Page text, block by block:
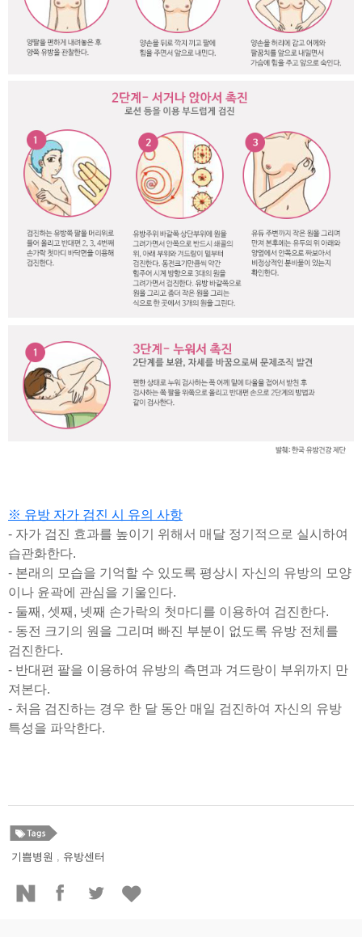
※ 유방 자가 검진 시 유의 사항
- 자가 검진 효과를 높이기 위해서 매달 정기적으로 실시하여
습관화한다.
- 본래의 모습을 기억할 수 있도록 평상시 자신의 유방의 모양
이나 윤곽에 관심을 기울인다.
- 둘째, 셋째, 넷째 손가락의 첫마디를 이용하여 검진한다.
- 동전 크기의 원을 그리며 빠진 부분이 없도록 유방 전체를
검진한다.
- 반대편 팔을 이용하여 유방의 측면과 겨드랑이 부위까지 만
져본다.
- 처음 검진하는 경우 한 달 동안 매일 검진하여 자신의 유방
특성을 파악한다.
기쁨병원 , 유방센터